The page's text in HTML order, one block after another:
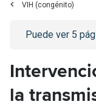
VIH (congénito)
Go to/iniciar-
Puede ver 5
la